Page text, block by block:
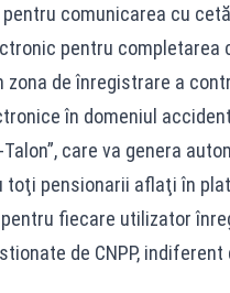
comunicarea cu
pentru
zona de înregistrare a
în domeniul
care va genera
toţi pensionarii aflaţi în
fiecare utilizator
de CNPP,